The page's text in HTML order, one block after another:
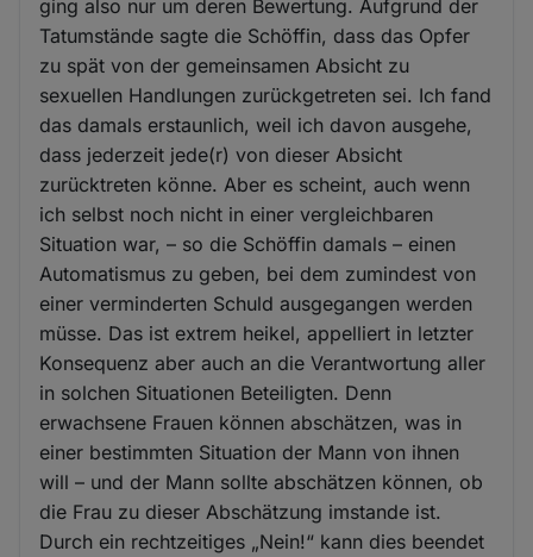
ging also nur um deren Bewertung. Aufgrund der
Tatumstände sagte die Schöffin, dass das Opfer
zu spät von der gemeinsamen Absicht zu
sexuellen Handlungen zurückgetreten sei. Ich fand
das damals erstaunlich, weil ich davon ausgehe,
dass jederzeit jede(r) von dieser Absicht
zurücktreten könne. Aber es scheint, auch wenn
ich selbst noch nicht in einer vergleichbaren
Situation war, – so die Schöffin damals – einen
Automatismus zu geben, bei dem zumindest von
einer verminderten Schuld ausgegangen werden
müsse. Das ist extrem heikel, appelliert in letzter
Konsequenz aber auch an die Verantwortung aller
in solchen Situationen Beteiligten. Denn
erwachsene Frauen können abschätzen, was in
einer bestimmten Situation der Mann von ihnen
will – und der Mann sollte abschätzen können, ob
die Frau zu dieser Abschätzung imstande ist.
Durch ein rechtzeitiges „Nein!“ kann dies beendet